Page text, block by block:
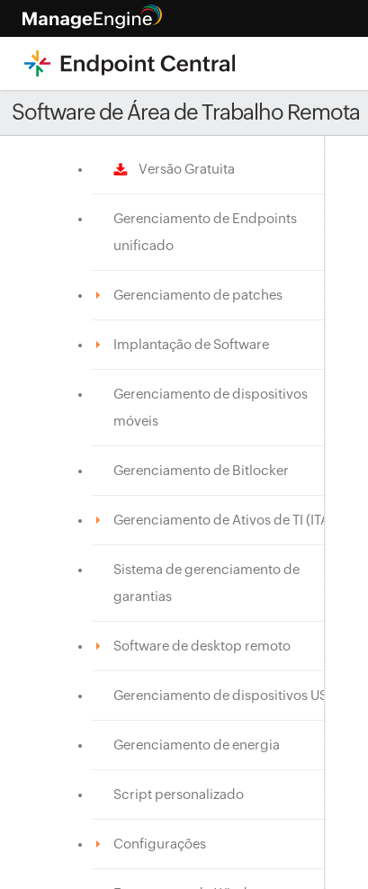
Software de Área de Trabalho Remota
Versão Gratuita
Gerenciamento de Endpoints
unificado
Gerenciamento de patches
Implantação de Software
Gerenciamento de dispositivos
móveis
Gerenciamento de Bitlocker
Gerenciamento de Ativos de TI (ITAM)
Sistema de gerenciamento de
garantias
Software de desktop remoto
Gerenciamento de dispositivos USB
Gerenciamento de energia
Script personalizado
Configurações